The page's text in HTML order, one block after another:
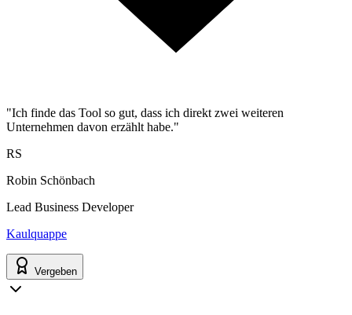
"Ich finde das Tool so gut, dass ich direkt zwei weiteren
Unternehmen davon erzählt habe."
RS
Robin Schönbach
Lead Business Developer
Kaulquappe
Vergeben